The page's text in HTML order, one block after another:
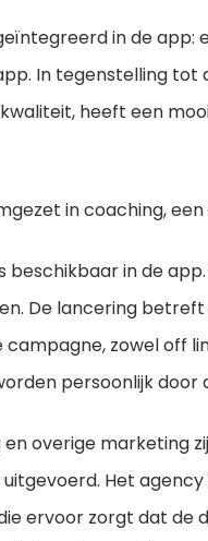
in de app:
In tegenstelling tot
heeft een
in coaching,
beschikbaar in de
De lancering
zowel off
persoonlijk door
overige marketing
Het
ervoor zorgt dat de